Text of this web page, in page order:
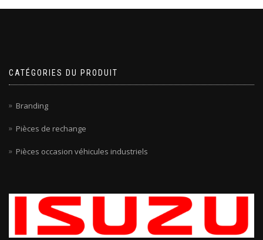
CATÉGORIES DU PRODUIT
Branding
Pièces de rechange
Pièces occasion véhicules industriels